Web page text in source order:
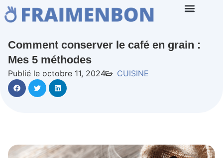
Comment conserver le café en grain :
Mes 5 méthodes
Publié le octobre 11, 2024 CUISINE